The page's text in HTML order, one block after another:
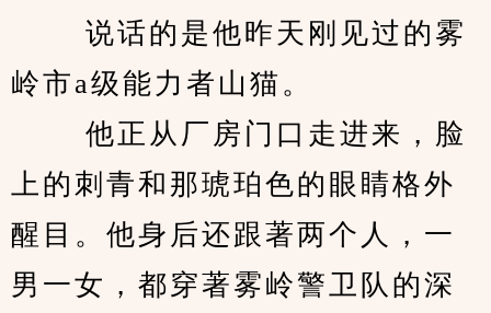
说话的是他昨天刚见过的雾
岭市a级能力者山猫。
他正从厂房门口走进来，脸
上的刺青和那琥珀色的眼睛格外
醒目。他身后还跟著两个人，一
男一女，都穿著雾岭警卫队的深